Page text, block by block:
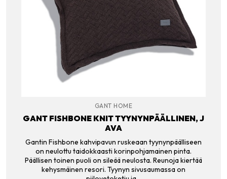
GANT HOME
GANT FISHBONE KNIT TYYNYNPÄÄLLINEN, J
AVA
Gantin Fishbone kahvipavun ruskeaan tyynynpäälliseen
on neulottu taidokkaasti korinpohjamainen pinta.
Päällisen toinen puoli on sileää neulosta. Reunoja kiertää
kehysmäinen resori. Tyynyn sivusaumassa on